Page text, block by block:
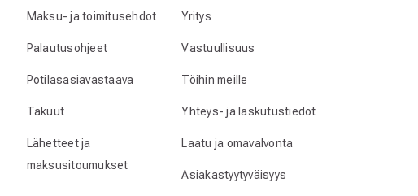
Maksu- ja toimitusehdot
Palautusohjeet
Potilasasiavastaava
Takuut
Lähetteet ja
maksusitoumukset
Yritys
Vastuullisuus
Töihin meille
Yhteys- ja laskutustiedot
Laatu ja omavalvonta
Asiakastyytyväisyys